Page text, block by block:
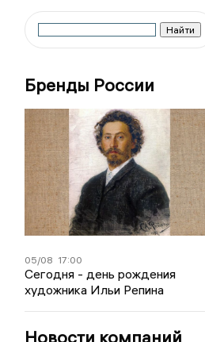
Бренды России
05/08 17:00
Сегодня - день рождения
художника Ильи Репина
Новости компаний